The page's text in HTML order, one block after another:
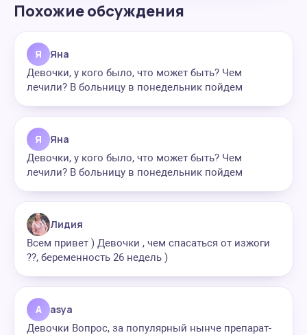
Похожие обсуждения
Я Яна
Девочки, у кого было, что может быть? Чем
лечили? В больницу в понедельник пойдем
Я Яна
Девочки, у кого было, что может быть? Чем
лечили? В больницу в понедельник пойдем
Лидия
Всем привет ) Девочки , чем спасаться от изжоги
??, беременность 26 недель )
A asya
Девочки Вопрос, за популярный нынче препарат-